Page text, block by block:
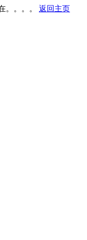
。。。。 返回主页